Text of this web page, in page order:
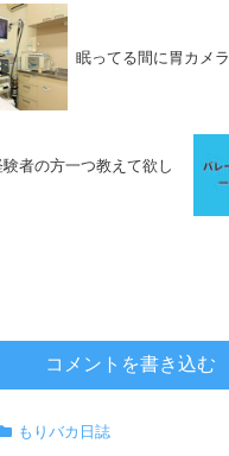
眠ってる間に胃カメラ
者の方一つ教えて欲し
コメントを書き込む
もりバカ日誌